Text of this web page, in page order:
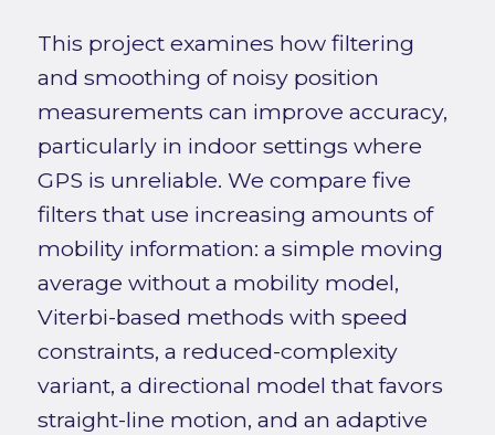
This project examines how filtering
and smoothing of noisy position
measurements can improve accuracy,
particularly in indoor settings where
GPS is unreliable. We compare five
filters that use increasing amounts of
mobility information: a simple moving
average without a mobility model,
Viterbi-based methods with speed
constraints, a reduced-complexity
variant, a directional model that favors
straight-line motion, and an adaptive